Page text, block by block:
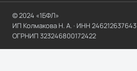
© 2024 «1БФЛ»
ИП Колмакова Н. А. · ИНН 246212637643
ОГРНИП 323246800172422